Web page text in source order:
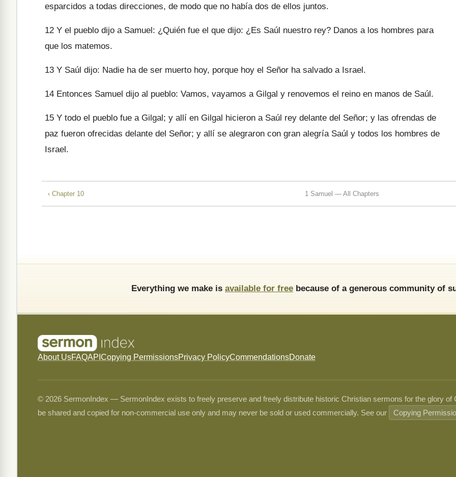
esparcidos a todas direcciones, de modo que no había dos de ellos juntos.
12 Y el pueblo dijo a Samuel: ¿Quién fue el que dijo: ¿Es Saúl nuestro rey? Danos a los hombres para
que los matemos.
13 Y Saúl dijo: Nadie ha de ser muerto hoy, porque hoy el Señor ha salvado a Israel.
14 Entonces Samuel dijo al pueblo: Vamos, vayamos a Gilgal y renovemos el reino en manos de Saúl.
15 Y todo el pueblo fue a Gilgal; y allí en Gilgal hicieron a Saúl rey delante del Señor; y las ofrendas de
paz fueron ofrecidas delante del Señor; y allí se alegraron con gran alegría Saúl y todos los hombres de
Israel.
‹ Chapter 10 1 Samuel — All Chapters
Everything we make is available for free because of a generous community of
About UsFAQAPI Copying PermissionsPrivacy PolicyCommendationsDonate
© 2026 SermonIndex — SermonIndex exists to freely preserve and freely distribute historic Christian sermons for the glory
be shared and copied for non-commercial use only and may never be sold or used commercially. See our
Copying